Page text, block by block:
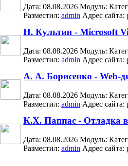
Дата: 08.08.2026 Модуль:
Разместил: admin Адрес сайта:
Н. Культин - Microsoft
Дата: 08.08.2026 Модуль:
Разместил: admin Адрес сайта:
А. А. Борисенко - Web-
Дата: 08.08.2026 Модуль:
Разместил: admin Адрес сайта:
К.Х. Паппас - Отладка в
Дата: 08.08.2026 Модуль:
Разместил: admin Адрес сайта: